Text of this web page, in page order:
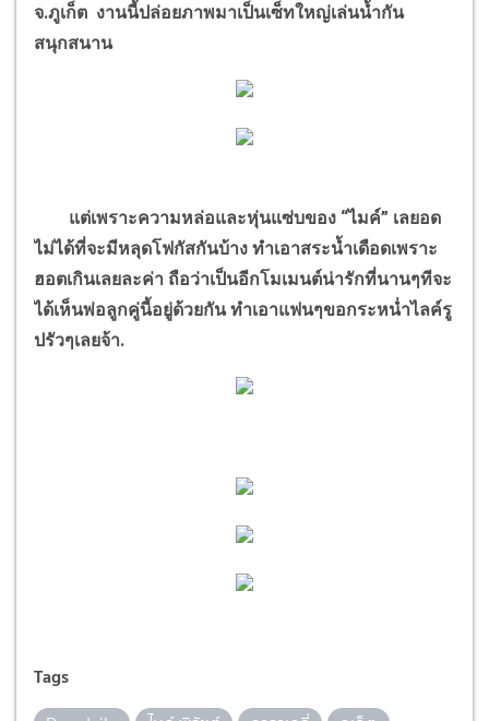
จ.ภูเก็ต งานนี้ปล่อยภาพมาเป็นเซ็ทใหญ่เล่นน้ำกัน
สนุกสนาน
แต่เพราะความหล่อและหุ่นแซ่บของ “ไมค์” เลยอด
ไม่ได้ที่จะมีหลุดโฟกัสกันบ้าง ทำเอาสระน้ำเดือดเพราะ
ฮอตเกินเลยละค่า ถือว่าเป็นอีกโมเมนต์น่ารักที่นานๆทีจะ
ได้เห็นพ่อลูกคู่นี้อยู่ด้วยกัน ทำเอาแฟนๆขอกระหน่ำไลค์รู
ปรัวๆเลยจ้า.
Tags